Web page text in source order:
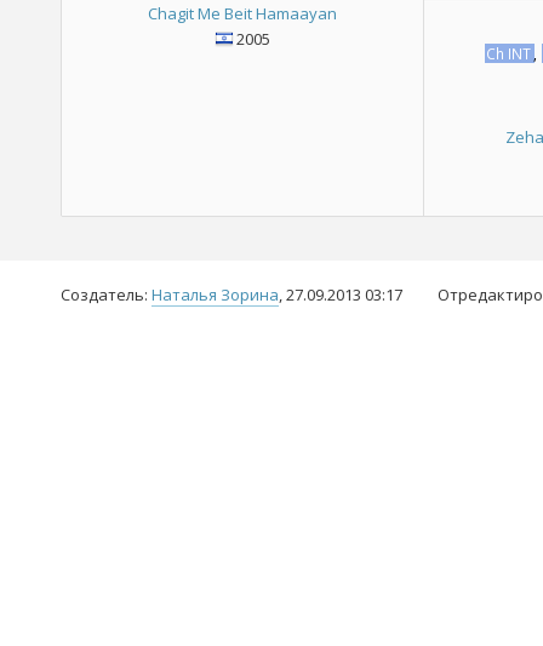
Chagit Me Beit Hamaayan
2005
Ch INT
Создатель: Наталья Зорина, 27.09.2013 03:17